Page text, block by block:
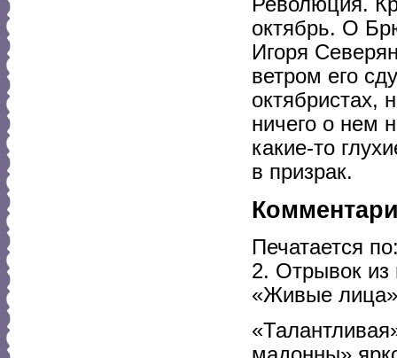
октябрь. О
Игоря
ветром его
октябристах,
ничего о нем
какие-то
в призрак.
Печатается
2. Отрывок
«Живые